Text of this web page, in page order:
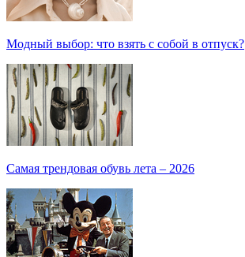
Модный выбор: что взять с собой в отпуск?
Самая трендовая обувь лета – 2026